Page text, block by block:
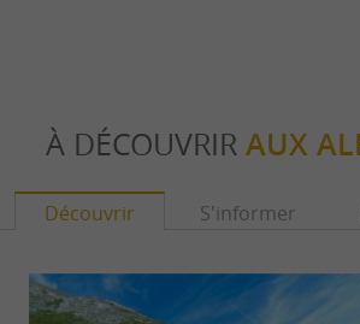
À DÉCOUVRIR AUX
Découvrir S'informer